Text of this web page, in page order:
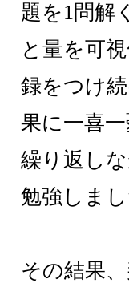
題を1問解
と量を可
録をつけ
果に一喜
繰り返し
勉強しまし
その結果